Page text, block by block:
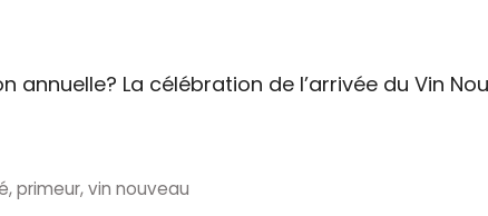
La célébration de l’arrivée du Vin
,primeur,vin nouveau